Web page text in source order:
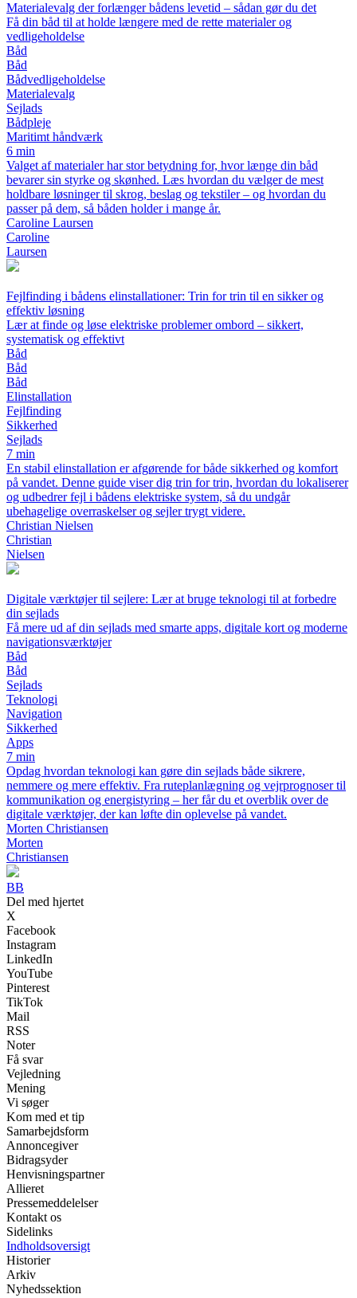
Materialevalg der forlænger bådens levetid – sådan gør du det
Få din båd til at holde længere med de rette materialer og
vedligeholdelse
Båd
Båd
Bådvedligeholdelse
Materialevalg
Sejlads
Bådpleje
Maritimt håndværk
6 min
Valget af materialer har stor betydning for, hvor længe din båd
bevarer sin styrke og skønhed. Læs hvordan du vælger de mest
holdbare løsninger til skrog, beslag og tekstiler – og hvordan du
passer på dem, så båden holder i mange år.
Caroline Laursen
Caroline
Laursen
Fejlfinding i bådens elinstallationer: Trin for trin til en sikker og
effektiv løsning
Lær at finde og løse elektriske problemer ombord – sikkert,
systematisk og effektivt
Båd
Båd
Båd
Elinstallation
Fejlfinding
Sikkerhed
Sejlads
7 min
En stabil elinstallation er afgørende for både sikkerhed og komfort
på vandet. Denne guide viser dig trin for trin, hvordan du lokaliserer
og udbedrer fejl i bådens elektriske system, så du undgår
ubehagelige overraskelser og sejler trygt videre.
Christian Nielsen
Christian
Nielsen
Digitale værktøjer til sejlere: Lær at bruge teknologi til at forbedre
din sejlads
Få mere ud af din sejlads med smarte apps, digitale kort og moderne
navigationsværktøjer
Båd
Båd
Sejlads
Teknologi
Navigation
Sikkerhed
Apps
7 min
Opdag hvordan teknologi kan gøre din sejlads både sikrere,
nemmere og mere effektiv. Fra ruteplanlægning og vejrprognoser til
kommunikation og energistyring – her får du et overblik over de
digitale værktøjer, der kan løfte din oplevelse på vandet.
Morten Christiansen
Morten
Christiansen
BB
Del med hjertet
X
Facebook
Instagram
LinkedIn
YouTube
Pinterest
TikTok
Mail
RSS
Noter
Få svar
Vejledning
Mening
Vi søger
Kom med et tip
Samarbejdsform
Annoncegiver
Bidragsyder
Henvisningspartner
Allieret
Pressemeddelelser
Kontakt os
Sidelinks
Indholdsoversigt
Historier
Arkiv
Nyhedssektion